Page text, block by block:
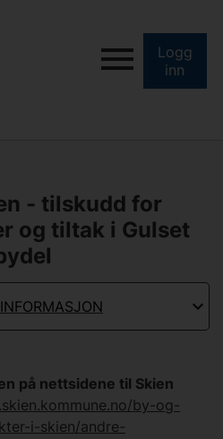
Logg
inn
- tilskudd for
og tiltak i Gulset
på nettsidene til Skien
by-og-
i-skien/andre-